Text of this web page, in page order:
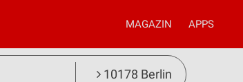
MAGAZIN APPS
10178 Berlin